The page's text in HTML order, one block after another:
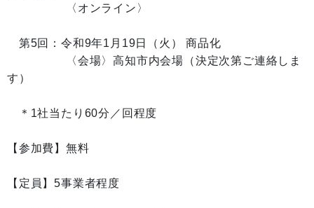
〈オンライン〉
第5回：令和9年1月19日（火） 商品化
〈会場〉高知市内会場（決定次第ご連絡しま
す）
＊1社当たり60分／回程度
【参加費】無料
【定員】5事業者程度